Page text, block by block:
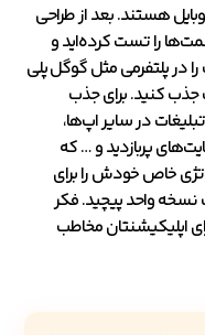
هستند. بعد از طراحی
را تست کرده‌اید و
در پلتفرمی مثل گوگل پلی
جذب کنید. برای جذب
در سایر اپ‌ها،
پربازدید و … که
خاص خودش را برای
نسخه واحد پیچید. فکر
اپلیکیشنتان مخاطب